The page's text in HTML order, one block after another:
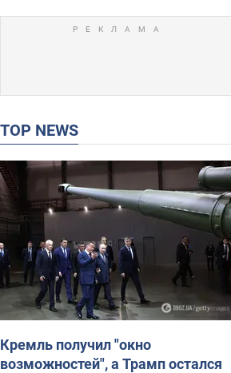
TOP NEWS
Кремль получил "окно
возможностей", а Трамп остался